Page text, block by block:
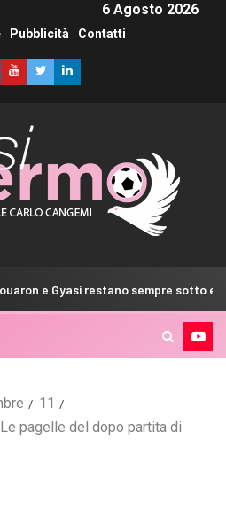
6 Agosto 2026
Pubblicità Contatti
sempre sotto esame
11
pagelle del dopo partita di